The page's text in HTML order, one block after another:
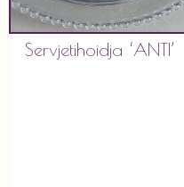
Servjetihoidja ‘ANTI’